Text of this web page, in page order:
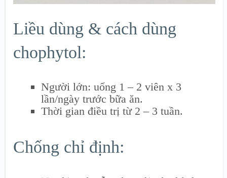
Liều dùng & cách dùng
chophytol:
Người lớn: uống 1 – 2 viên x 3
lần/ngày trước bữa ăn.
Thời gian điều trị từ 2 – 3 tuần.
Chống chỉ định: